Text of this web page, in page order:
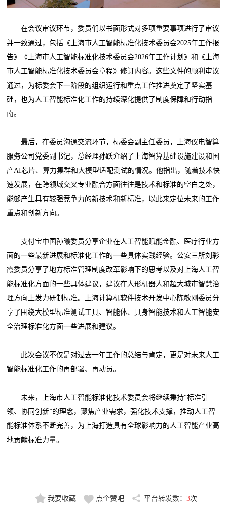
在会议审议环节，委员们以书面形式对多项重要事项进行了审议
并一致通过，包括《上海市人工智能标准化技术委员会2025年工作报
告》《上海市人工智能标准化技术委员会2026年工作计划》和《上海
市人工智能标准化技术委员会章程》修订内容。这些文件的顺利审议
通过，为标委会下一阶段的组织运行和重点工作推进奠定了坚实基
础，也为人工智能标准化工作的持续深化提供了制度保障和行动指
南。
最后，在委员沟通交流环节，标委会副主任委员，上海仪电智算
服务公司党委副书记，总经理孙跃介绍了上海智算基础设施建设和国
产AI芯片、算力集群和大模型适配测试的情况。他指出，随着技术快
速发展，在跨领域交叉专业融合方面往往是技术和标准的空白之处，
能够产生具有较强竞争力的新技术和新标准，以此来定位未来的工作
重点和创新方向。
支付宝中国孙曦委员分享企业在人工智能赋能金融、医疗行业方
面的一些最新进展和标准化工作的一些具体实践经验。公安三所刘彩
霞委员分享了地方标准管理制度改革影响下的思考以及对上海人工智
能标准化方面的一些具体建议，建议在人形机器人和超大城市智慧治
理方向上发力研制标准。上海计算机软件技术开发中心陈敏刚委员分
享了围绕大模型标准测试工具、智能体、具身智能技术和人工智能安
全治理标准化方面一些进展和建议。
此次会议不仅是对过去一年工作的总结与肯定，更是对未来人工
智能标准化工作的再部署、再动员。
未来，上海市人工智能标准化技术委员会将继续秉持“标准引
领、协同创新”的理念，聚焦产业需求，强化技术支撑，推动人工智
能标准体系不断完善，为上海打造具有全球影响力的人工智能产业高
地贡献标准力量。
我要收藏 点个赞吧 平台转发数： 3次